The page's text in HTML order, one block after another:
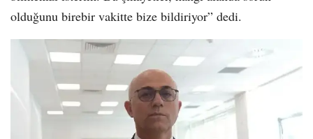
olduğunu birebir vakitte bize bildiriyor” dedi.